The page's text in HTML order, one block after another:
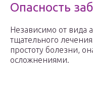
Опасность
Независимо от вида
тщательного
простоту болезни,
осложнениями.